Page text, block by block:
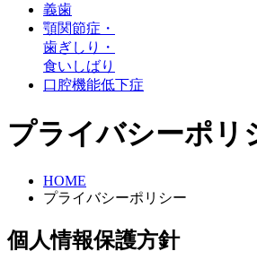
義歯
顎関節症・
歯ぎしり・
食いしばり
口腔機能低下症
プライバシーポリ
HOME
プライバシーポリシー
個人情報保護方針